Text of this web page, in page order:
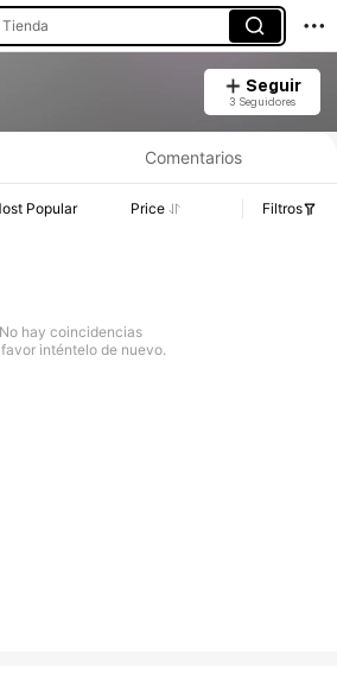
Seguir
3 Seguidores
Comentarios
Popular Price Filtros
No hay coincidencias
favor inténtelo de nuevo.